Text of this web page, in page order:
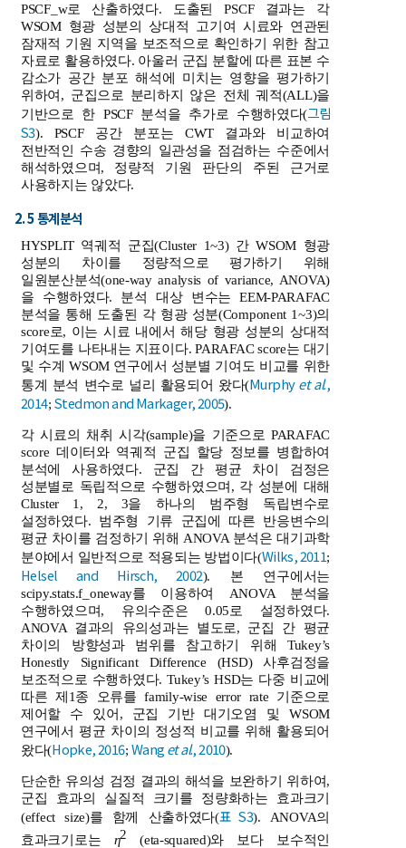
PSCF_w로 산출하였다. 도출된 PSCF 결과는 각
WSOM 형광 성분의 상대적 고기여 시료와 연관된
잠재적 기원 지역을 보조적으로 확인하기 위한 참고
자료로 활용하였다. 아울러 군집 분할에 따른 표본 수
감소가 공간 분포 해석에 미치는 영향을 평가하기
위하여, 군집으로 분리하지 않은 전체 궤적(ALL)을
기반으로 한 PSCF 분석을 추가로 수행하였다(그림
S3). PSCF 공간 분포는 CWT 결과와 비교하여
전반적인 수송 경향의 일관성을 점검하는 수준에서
해석하였으며, 정량적 기원 판단의 주된 근거로
사용하지는 않았다.
2. 5 통계분석
HYSPLIT 역궤적 군집(Cluster 1~3) 간 WSOM 형광
성분의 차이를 정량적으로 평가하기 위해
일원분산분석(one-way analysis of variance, ANOVA)
을 수행하였다. 분석 대상 변수는 EEM-PARAFAC
분석을 통해 도출된 각 형광 성분(Component 1~3)의
score로, 이는 시료 내에서 해당 형광 성분의 상대적
기여도를 나타내는 지표이다. PARAFAC score는 대기
및 수계 WSOM 연구에서 성분별 기여도 비교를 위한
통계 분석 변수로 널리 활용되어 왔다(Murphyet al.,
2014;Stedmon and Markager, 2005).
각 시료의 채취 시각(sample)을 기준으로 PARAFAC
score 데이터와 역궤적 군집 할당 정보를 병합하여
분석에 사용하였다. 군집 간 평균 차이 검정은
성분별로 독립적으로 수행하였으며, 각 성분에 대해
Cluster 1, 2, 3을 하나의 범주형 독립변수로
설정하였다. 범주형 기류 군집에 따른 반응변수의
평균 차이를 검정하기 위해 ANOVA 분석은 대기과학
분야에서 일반적으로 적용되는 방법이다(Wilks, 2011;
Helsel and Hirsch, 2002). 본 연구에서는
scipy.stats.f_oneway를 이용하여 ANOVA 분석을
수행하였으며, 유의수준은 0.05로 설정하였다.
ANOVA 결과의 유의성과는 별도로, 군집 간 평균
차이의 방향성과 범위를 참고하기 위해 Tukey’s
Honestly Significant Difference (HSD) 사후검정을
보조적으로 수행하였다. Tukey’s HSD는 다중 비교에
따른 제1종 오류를 family-wise error rate 기준으로
제어할 수 있어, 군집 기반 대기오염 및 WSOM
연구에서 평균 차이의 정성적 비교를 위해 활용되어
왔다(Hopke, 2016; Wanget al., 2010).
단순한 유의성 검정 결과의 해석을 보완하기 위하여,
군집 효과의 실질적 크기를 정량화하는 효과크기
(effect size)를 함께 산출하였다(표 S3). ANOVA의
효과크기로는 η2 (eta-squared)와 보다 보수적인